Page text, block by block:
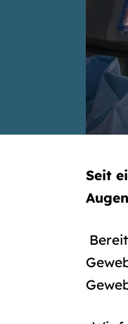
Seit